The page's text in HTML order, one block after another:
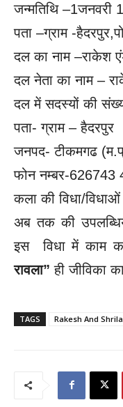
जन्मतिथि –1जनवरी
पता –ग्राम -
दल का नाम –राकेश
दल नेता का नाम –
दल में सदस्यों की
पता- ग्राम – हैदरपुर
जनपद- टीकमगढ
फोन नम्बर-626743
कला की विधा/विधाओं
अब तक की
इस विधा में काम
रावला” ही जीविका
TAGS Rakesh And